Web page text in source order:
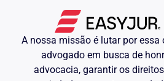
A nossa missão é lutar por
advogado em busca de
advocacia, garantir os